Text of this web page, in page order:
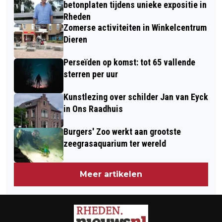
WEBSITE?betonplaten tijdens unieke expositie in
Rheden
Zomerse activiteiten in Winkelcentrum
Dieren
Perseïden op komst: tot 65 vallende
sterren per uur
Kunstlezing over schilder Jan van Eyck
in Ons Raadhuis
Burgers' Zoo werkt aan grootste
zeegrasaquarium ter wereld
Meer artikelen